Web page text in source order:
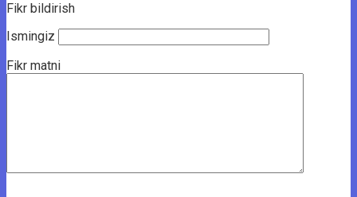
Fikr bildirish
Ismingiz
Fikr matni